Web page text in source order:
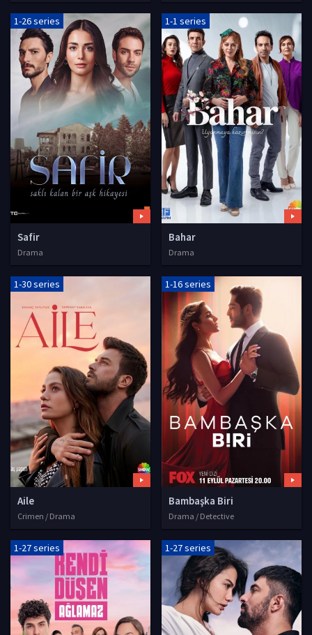
1-26 series
Safir
Drama
1-1 series
Bahar
Drama
1-30 series
Aile
Crimen / Drama
1-16 series
Bambaşka Biri
Drama / Detective
1-27 series 1-27 series